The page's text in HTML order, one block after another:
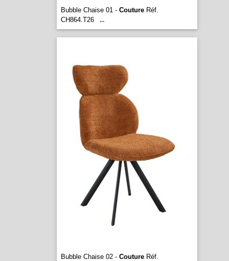
Bubble Chaise 01 - CoutureRéf.
CH864.T26
...
Bubble Chaise 02 - CoutureRéf.